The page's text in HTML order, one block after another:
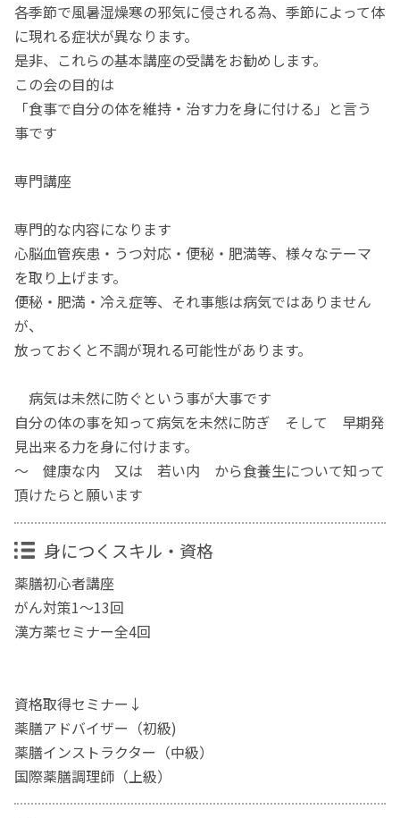
各季節で風暑湿燥寒の邪気に侵される為、季節によって体
に現れる症状が異なります。
是非、これらの基本講座の受講をお勧めします。
この会の目的は
「食事で自分の体を維持・治す力を身に付ける」と言う
事です
専門講座
専門的な内容になります
心脳血管疾患・うつ対応・便秘・肥満等、様々なテーマ
を取り上げます。
便秘・肥満・冷え症等、それ事態は病気ではありません
が、
放っておくと不調が現れる可能性があります。
病気は未然に防ぐという事が大事です
自分の体の事を知って病気を未然に防ぎ そして 早期発
見出来る力を身に付けます。
～ 健康な内 又は 若い内 から食養生について知って
頂けたらと願います
身につくスキル・資格
薬膳初心者講座
がん対策1～13回
漢方薬セミナー全4回
資格取得セミナー↓
薬膳アドバイザー（初級)
薬膳インストラクター（中級）
国際薬膳調理師（上級）